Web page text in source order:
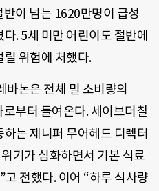
이 넘는 1620만명이 급성
. 5세 미만 어린이도 절반에
위험에 처했다.
바논은 전체 밀 소비량의
부터 들여온다. 세이브더칠
는 제니퍼 무어헤드 디렉터
기가 심화하면서 기본 식료
전했다. 이어 “하루 식사량